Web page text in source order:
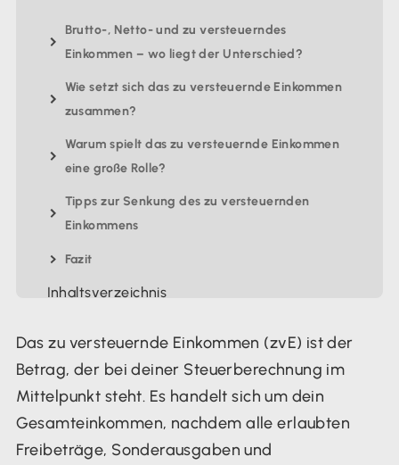
Brutto-, Netto- und zu versteuerndes
Einkommen – wo liegt der Unterschied?
Wie setzt sich das zu versteuernde Einkommen
zusammen?
Warum spielt das zu versteuernde Einkommen
eine große Rolle?
Tipps zur Senkung des zu versteuernden
Einkommens
Fazit
Inhaltsverzeichnis
Das zu versteuernde Einkommen (zvE) ist der
Betrag, der bei deiner Steuerberechnung im
Mittelpunkt steht. Es handelt sich um dein
Gesamteinkommen, nachdem alle erlaubten
Freibeträge, Sonderausgaben und